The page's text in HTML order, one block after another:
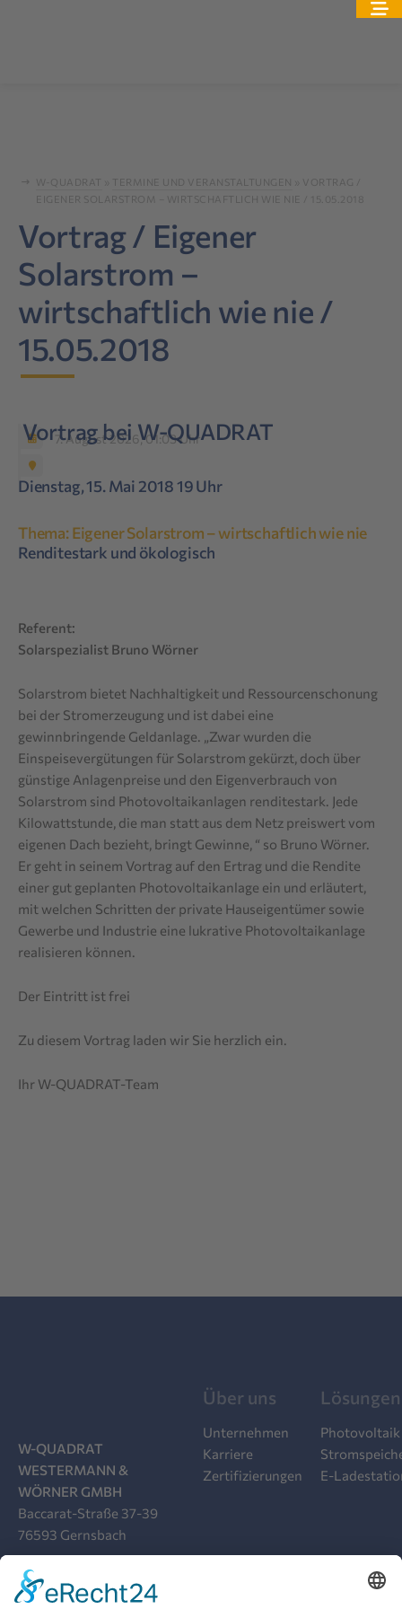
W-QUADRAT TERMINE UND VERANSTALTUNGEN
VORTRAG /
EIGENER SOLARSTROM – WIRTSCHAFTLICH WIE NIE / 15.05.2018
Vortrag / Eigener
Solarstrom –
wirtschaftlich wie nie /
15.05.2018
7. August 2026, 01:03 Uhr
Vortrag bei W-QUADRAT
Dienstag, 15. Mai 2018 19 Uhr
Thema:Eigener Solarstrom – wirtschaftlich wie nie
Renditestark und ökologisch
Referent:
Solarspezialist Bruno Wörner
Solarstrom bietet Nachhaltigkeit und Ressourcenschonung
bei der Stromerzeugung und ist dabei eine
gewinnbringende Geldanlage. „Zwar wurden die
Einspeisevergütungen für Solarstrom gekürzt, doch über
günstige Anlagenpreise und den Eigenverbrauch von
Solarstrom sind Photovoltaikanlagen renditestark. Jede
Kilowattstunde, die man statt aus dem Netz preiswert vom
eigenen Dach bezieht, bringt Gewinne, “ so Bruno Wörner.
Er geht in seinem Vortrag auf den Ertrag und die Rendite
einer gut geplanten Photovoltaikanlage ein und erläutert,
mit welchen Schritten der private Hauseigentümer sowie
Gewerbe und Industrie eine lukrative Photovoltaikanlage
realisieren können.
Der Eintritt ist frei
Zu diesem Vortrag laden wir Sie herzlich ein.
Ihr W-QUADRAT-Team
W-QUADRAT
WESTERMANN &
WÖRNER GMBH
Baccarat-Straße 37-39
76593 Gernsbach
Über uns
Unternehmen
Karriere
Zertifizierungen
Lösungen
Photovoltaik
E-